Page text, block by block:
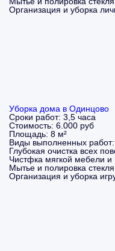
Организация и уборка
Уборка дома в Одинцово
Сроки работ: 3,5 часа
Стоимость: 6.000 руб
Площадь: 8 м²
Виды выполненных работ:
Глубокая очистка всех
Чистфка мягкой мебели и
Мытье и полировка
Организация и уборка